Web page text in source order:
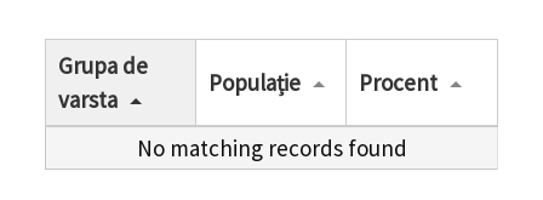
Grupa de
varsta
Populație Procent
No matching records found